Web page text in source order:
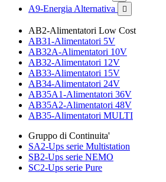
A9-Energia Alternativa 
AB2-Alimentatori Low Cost
AB31-Alimentatori 5V
AB32A-Alimentatori 10V
AB32-Alimentatori 12V
AB33-Alimentatori 15V
AB34-Alimentatori 24V
AB35A1-Alimentatori 36V
AB35A2-Alimentatori 48V
AB35-Alimentatori MULTI
Gruppo di Continuita'
SA2-Ups serie Multistation
SB2-Ups serie NEMO
SC2-Ups serie Pure